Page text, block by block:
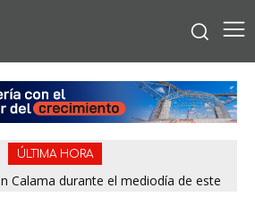
ÚLTIMA HORA
durante el mediodía de este
13 rucos fueron erradicados de